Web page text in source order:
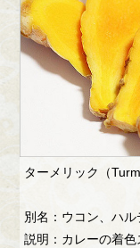
ターメリック（
別名：ウコン、ハル
説明：カレーの着色